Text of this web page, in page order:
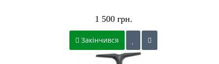
1 500 грн.
Закінчився